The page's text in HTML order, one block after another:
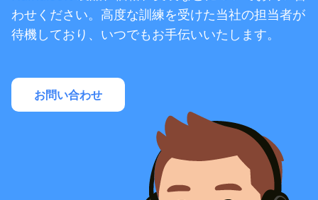
わせください。高度な訓練を受けた当社の担当者が
待機しており、いつでもお手伝いいたします。
お問い合わせ